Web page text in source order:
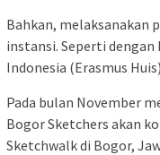
Bahkan, melaksanakan
instansi. Seperti dengan
Indonesia (Erasmus
Pada bulan November
Bogor Sketchers akan
Sketchwalk di Bogor,